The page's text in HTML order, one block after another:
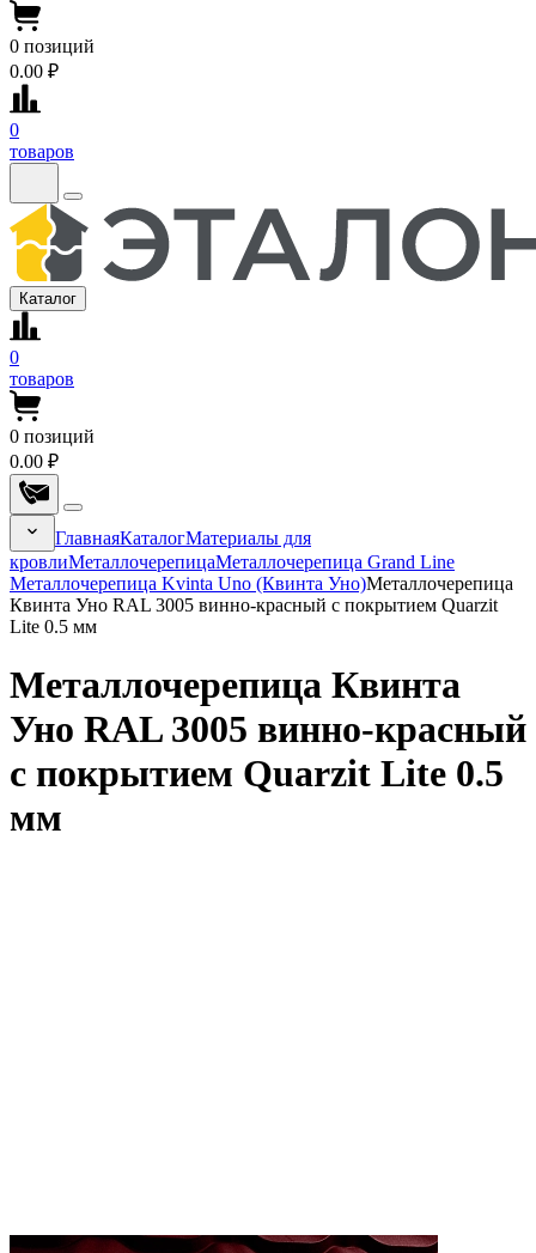
0 позиций
0.00 ₽
0
товаров
Каталог
0
товаров
0 позиций
0.00 ₽
ГлавнаяКаталогМатериалы для
кровлиМеталлочерепицаМеталлочерепица Grand Line
Металлочерепица Kvinta Uno (Квинта Уно)Металлочерепица
Квинта Уно RAL 3005 винно-красный с покрытием Quarzit
Lite 0.5 мм
Металлочерепица Квинта
Уно RAL 3005 винно-красный
с покрытием Quarzit Lite 0.5
мм